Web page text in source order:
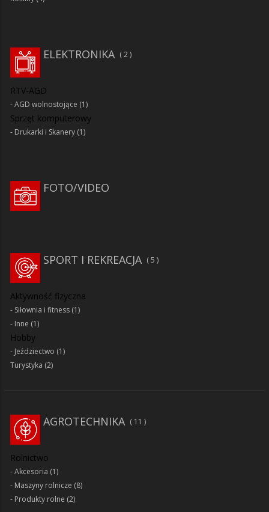
2
ELEKTRONIKA
RTV-AGD
AGD wolnostojące (1)
Sprzęt komputerowy
Drukarki i Skanery (1)
FOTO/VIDEO
SPORT I REKREACJA 5
Aktywność fizyczna
Siłownia i fitness (1)
Inne (1)
Hobby
Jeździectwo (1)
Turystyka (2)
AGROTECHNIKA 11
Rolnictwo
Akcesoria (1)
Maszyny rolnicze (8)
Produkty rolne (2)